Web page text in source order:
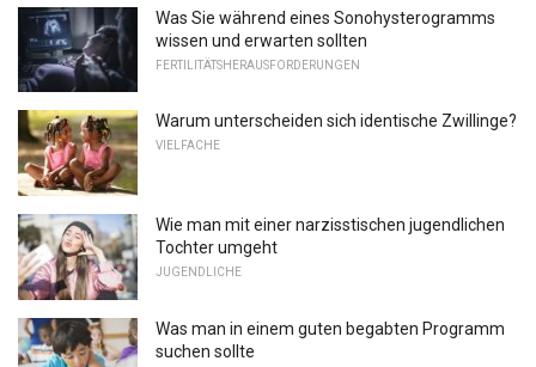
Was Sie während eines Sonohysterogramms
wissen und erwarten sollten
FERTILITÄTSHERAUSFORDERUNGEN
Warum unterscheiden sich identische Zwillinge?
VIELFACHE
Wie man mit einer narzisstischen jugendlichen
Tochter umgeht
JUGENDLICHE
Was man in einem guten begabten Programm
suchen sollte